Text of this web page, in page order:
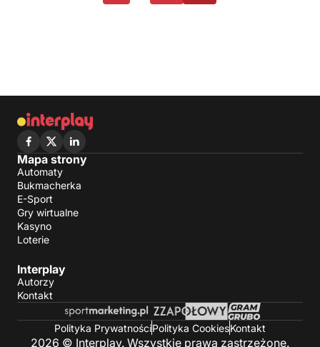
Mapa strony
Automaty
Bukmacherka
E-Sport
Gry wirtualne
Kasyno
Loterie
Interplay
Autorzy
Kontakt
Polityka PrywatnościPolityka CookiesKontakt
2026 © Interplay. Wszystkie prawa zastrzeżone.